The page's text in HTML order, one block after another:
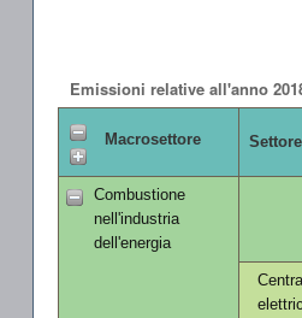
Emissioni relative all'anno
Macrosettore Settore
Combustione
nell'industria
dell'energia